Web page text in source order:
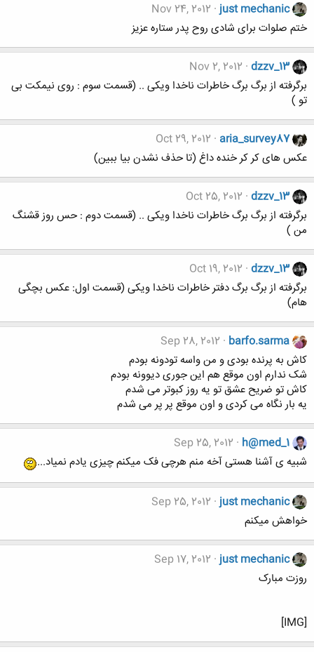
just mechanic
Nov 24, 2012
ختم صلوات برای شادی روح پدر ستاره عزیز
dzzv_13
Nov 2, 2012
برگرفته از برگ برگ خاطرات ناخدا ویکی .. (قسمت سوم : روی نیمکت بی
تو )
aria_survey87
Oct 29, 2012
عکس های کر کر خنده داغ (تا حذف نشدن بیا ببین)
dzzv_13
Oct 25, 2012
برگرفته از برگ برگ خاطرات ناخدا ویکی .. (قسمت دوم : حس روز قشنگ
من )
dzzv_13
Oct 19, 2012
برگرفته از برگ برگ دفتر خاطرات ناخدا ویکی (قسمت اول: عکس بچگی
هام)
barfo.sarma
Sep 28, 2012
کاش به پرنده بودی و من واسه تودونه بودم
شک ندارم اون موقع هم این جوری دیوونه بودم
کاش تو ضریح عشق تو یه روز کبوتر می شدم
یه بار نگاه می کردی و اون موقع پر پر می شدم
h@med_1
Sep 25, 2012
شبیه ی آشنا هستی آخه منم هرچی فک میکنم چیزی یادم نمیاد...
just mechanic
Sep 25, 2012
خواهش میکنم
just mechanic
Sep 17, 2012
روزت مبارک
[IMG]